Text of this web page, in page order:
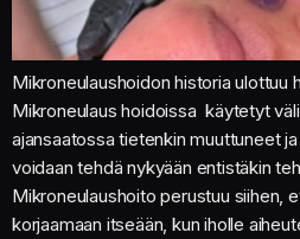
Mikroneulaushoidon historia ulottuu
Mikroneulaus hoidoissa käytetyt
ajansaatossa tietenkin muuttuneet
voidaan tehdä nykyään entistäkin
Mikroneulaushoito perustuu siihen,
korjaamaan itseään, kun iholle